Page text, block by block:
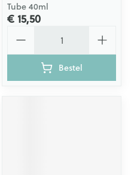
Tube 40ml
€ 15,50
Bestel